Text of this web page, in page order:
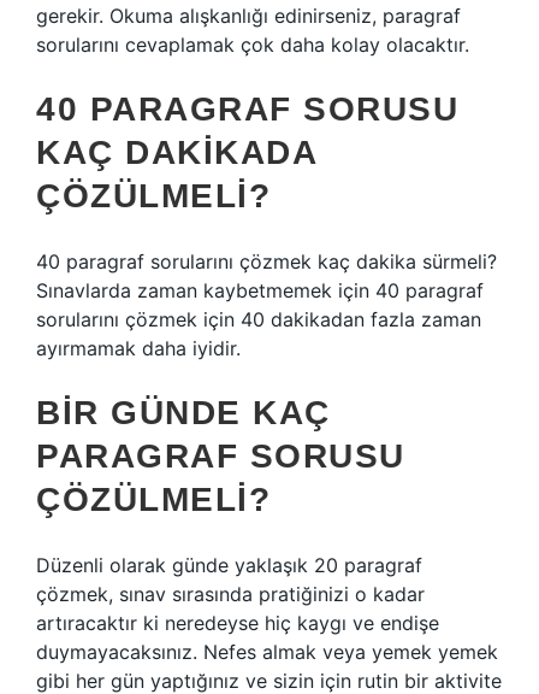
gerekir. Okuma alışkanlığı edinirseniz, paragraf
sorularını cevaplamak çok daha kolay olacaktır.
40 PARAGRAF SORUSU
KAÇ DAKIKADA
ÇÖZÜLMELI?
40 paragraf sorularını çözmek kaç dakika sürmeli?
Sınavlarda zaman kaybetmemek için 40 paragraf
sorularını çözmek için 40 dakikadan fazla zaman
ayırmamak daha iyidir.
BIR GÜNDE KAÇ
PARAGRAF SORUSU
ÇÖZÜLMELI?
Düzenli olarak günde yaklaşık 20 paragraf
çözmek, sınav sırasında pratiğinizi o kadar
artıracaktır ki neredeyse hiç kaygı ve endişe
duymayacaksınız. Nefes almak veya yemek yemek
gibi her gün yaptığınız ve sizin için rutin bir aktivite